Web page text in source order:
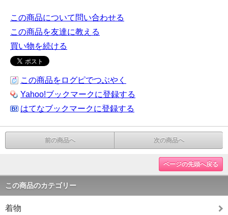
この商品について問い合わせる
この商品を友達に教える
買い物を続ける
この商品をログピでつぶやく
Yahoo!ブックマークに登録する
はてなブックマークに登録する
前の商品へ 次の商品へ
ページの先頭へ戻る
この商品のカテゴリー
着物